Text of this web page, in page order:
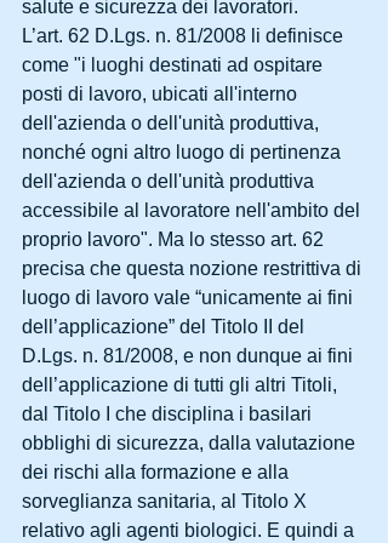
salute e sicurezza dei lavoratori.
L’art. 62 D.Lgs. n. 81/2008 li definisce
come "i luoghi destinati ad ospitare
posti di lavoro, ubicati all'interno
dell'azienda o dell'unità produttiva,
nonché ogni altro luogo di pertinenza
dell'azienda o dell'unità produttiva
accessibile al lavoratore nell'ambito del
proprio lavoro". Ma lo stesso art. 62
precisa che questa nozione restrittiva di
luogo di lavoro vale “unicamente ai fini
dell’applicazione” del Titolo II del
D.Lgs. n. 81/2008, e non dunque ai fini
dell’applicazione di tutti gli altri Titoli,
dal Titolo I che disciplina i basilari
obblighi di sicurezza, dalla valutazione
dei rischi alla formazione e alla
sorveglianza sanitaria, al Titolo X
relativo agli agenti biologici. E quindi a